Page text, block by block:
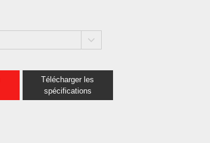
Télécharger les
spécifications